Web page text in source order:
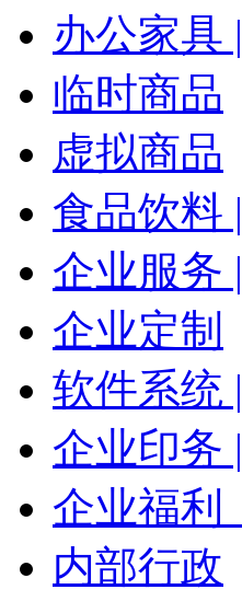
办公家具
临时商品
虚拟商品
食品饮料
企业服务
企业定制
软件系统
企业印务
企业福利
内部行政